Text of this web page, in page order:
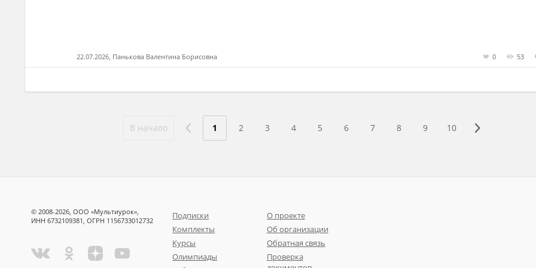
22.07.2026, Панькова Валентина Борисовна 0 53
В начало 1 2 3 4 5 6 7 8 9 10
© 2008-2026, ООО «Мультиурок»,
ИНН 6732109381, ОГРН 1156733012732
Подписки
Комплекты
Курсы
Олимпиады
О проекте
Об организации
Обратная связь
Проверка